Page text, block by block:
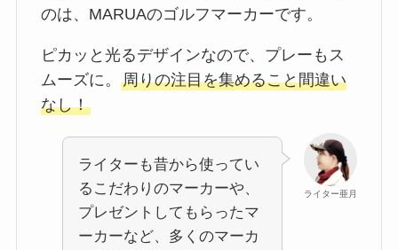
のは、MARUAのゴルフマーカーです。
ピカッと光るデザインなので、プレーもス
ムーズに。 周りの注目を集めること間違い
なし！
ライター亜月
ライターも昔から使ってい
るこだわりのマーカーや、
プレゼントしてもらったマ
ーカーなど、多くのマーカ